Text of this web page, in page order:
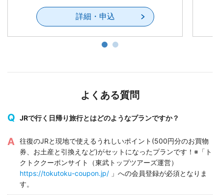
詳細・申込
よくある質問
JRで行く日帰り旅行とはどのようなプランですか？
往復のJRと現地で使えるうれしいポイント(500円分のお買物
券、お土産と引換えなど)がセットになったプランです！※「ト
クトククーポンサイト（東武トップツアーズ運営）
https://tokutoku-coupon.jp/ 」への会員登録が必須となりま
す。